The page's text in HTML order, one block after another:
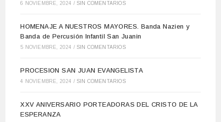
6 NOVIEMBRE, 2024 / SIN COMENTARIOS
HOMENAJE A NUESTROS MAYORES. Banda Nazien y
Banda de Percusión Infantil San Juanin
5 NOVIEMBRE, 2024 / SIN COMENTARIOS
PROCESION SAN JUAN EVANGELISTA
4 NOVIEMBRE, 2024 / SIN COMENTARIOS
XXV ANIVERSARIO PORTEADORAS DEL CRISTO DE LA
ESPERANZA